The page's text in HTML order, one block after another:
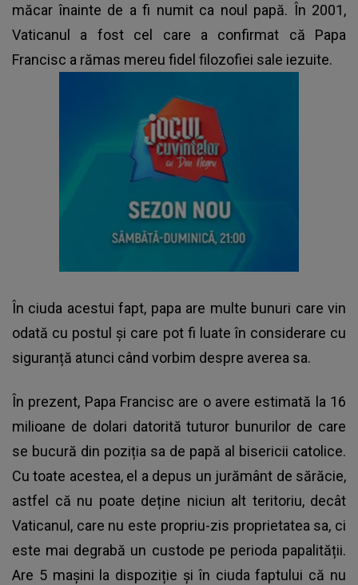
măcar înainte de a fi numit ca noul papă. În 2001,
Vaticanul a fost cel care a confirmat că Papa
Francisc a rămas mereu fidel filozofiei sale iezuite.
În ciuda acestui fapt, papa are multe bunuri care vin
odată cu postul și care pot fi luate în considerare cu
siguranță atunci când vorbim despre averea sa.
În prezent, Papa Francisc are o avere estimată la 16
milioane de dolari datorită tuturor bunurilor de care
se bucură din poziția sa de papă al bisericii catolice.
Cu toate acestea, el a depus un jurământ de sărăcie,
astfel că nu poate deține niciun alt teritoriu, decât
Vaticanul, care nu este propriu-zis proprietatea sa, ci
este mai degrabă un custode pe perioda papalității.
Are 5 mașini la dispoziție și în ciuda faptului că nu